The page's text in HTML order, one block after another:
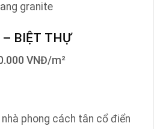
granite
– BIỆT THỰ
VNĐ/m²
phong cách tân cổ điển